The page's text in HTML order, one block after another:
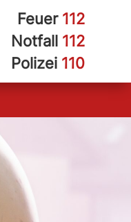
Feuer 112
Notfall 112
Polizei 110